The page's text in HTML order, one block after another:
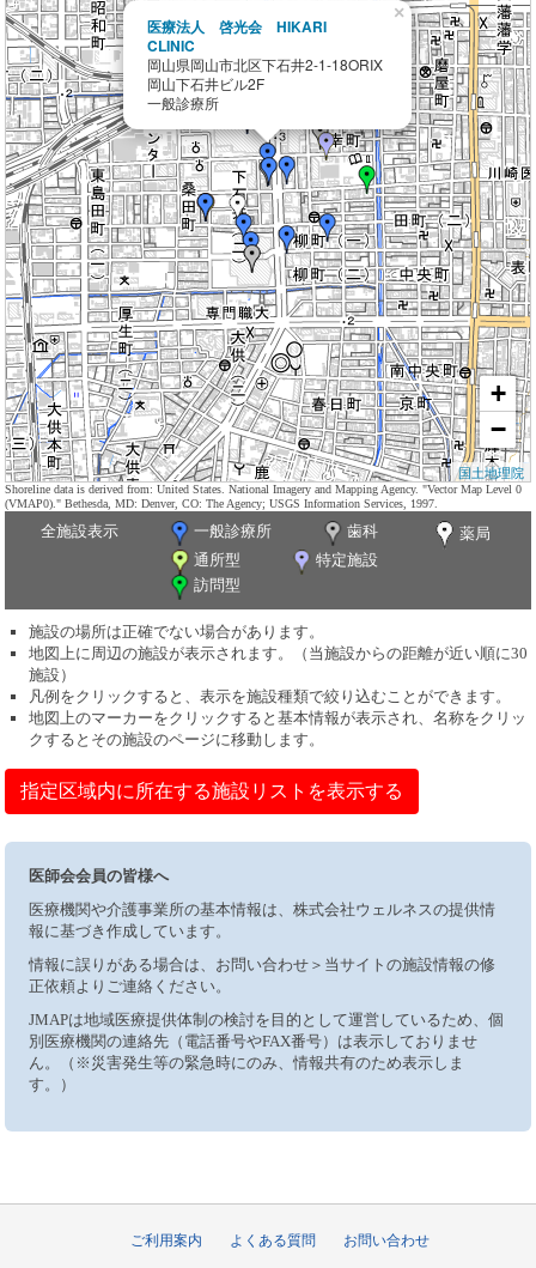
医療法人 啓光会 HIKARI
CLINIC
岡山県岡山市北区下石井2-1-18ORIX
岡山下石井ビル2F
一般診療所
×
+
−
国土地理院
Shoreline data is derived from: United States. National Imagery and Mapping Agency. "Vector Map Level 0
(VMAP0)." Bethesda, MD: Denver, CO: The Agency; USGS Information Services, 1997.
全施設表示 一般診療所 歯科
薬局
通所型
特定施設
訪問型
施設の場所は正確でない場合があります。
地図上に周辺の施設が表示されます。（当施設からの距離が近い順に30
施設）
凡例をクリックすると、表示を施設種類で絞り込むことができます。
地図上のマーカーをクリックすると基本情報が表示され、名称をクリッ
クするとその施設のページに移動します。
指定区域内に所在する施設リストを表示する
医師会会員の皆様へ
医療機関や介護事業所の基本情報は、株式会社ウェルネスの提供情
報に基づき作成しています。
情報に誤りがある場合は、お問い合わせ＞当サイトの施設情報の修
正依頼よりご連絡ください。
JMAPは地域医療提供体制の検討を目的として運営しているため、個
別医療機関の連絡先（電話番号やFAX番号）は表示しておりませ
ん。（※災害発生等の緊急時にのみ、情報共有のため表示しま
す。）
ご利用案内 よくある質問 お問い合わせ